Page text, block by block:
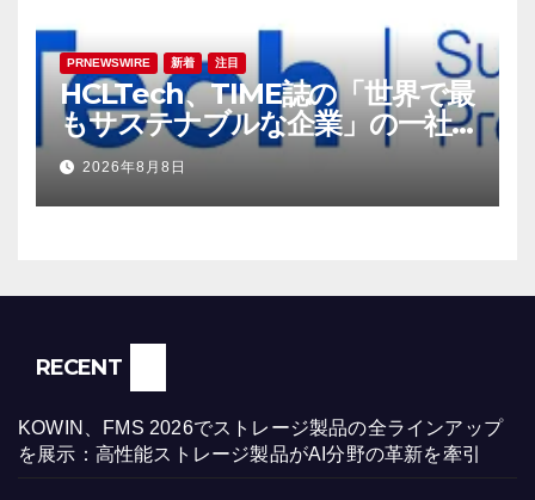
PRNEWSWIRE 新着 注目
HCLTech、TIME誌の「世界で最
もサステナブルな企業」の一社
に選出
2026年8月8日
RECENT
KOWIN、FMS 2026でストレージ製品の全ラインアップ
を展示：高性能ストレージ製品がAI分野の革新を牽引